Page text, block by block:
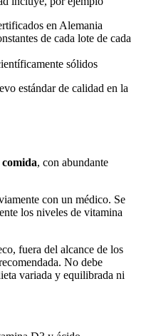
en Alemania
de cada lote de cada
sólidos
estándar de calidad en la
, con abundante
con un médico. Se
los niveles de vitamina
fuera del alcance de los
No debe
variada y equilibrada ni